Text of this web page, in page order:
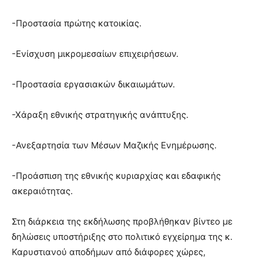
-Προστασία πρώτης κατοικίας.
-Ενίσχυση μικρομεσαίων επιχειρήσεων.
-Προστασία εργασιακών δικαιωμάτων.
-Χάραξη εθνικής στρατηγικής ανάπτυξης.
-Ανεξαρτησία των Μέσων Μαζικής Ενημέρωσης.
-Προάσπιση της εθνικής κυριαρχίας και εδαφικής
ακεραιότητας.
Στη διάρκεια της εκδήλωσης προβλήθηκαν βίντεο με
δηλώσεις υποστήριξης στο πολιτικό εγχείρημα της κ.
Καρυστιανού αποδήμων από διάφορες χώρες,